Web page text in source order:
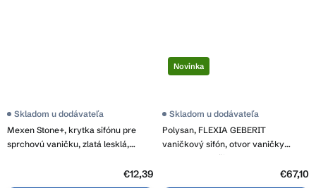
Mexen Stone+, krytka sifónu pre
sprchovú vaničku, zlatá lesklá,
Skladom u dodávateľa
€12,39
Novinka
Polysan, FLEXIA GEBERIT
vaničkový sifón, otvor vaničky
90mm, DN40, čierna, 17781
Skladom u dodávateľa
€67,10